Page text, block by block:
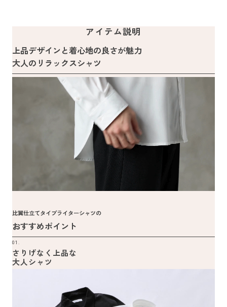
アイテム説明
上品デザインと着心地の良さが魅力
大人のリラックスシャツ
比翼仕立てタイプライターシャツの
おすすめポイント
01.
さりげなく上品な
大人シャツ